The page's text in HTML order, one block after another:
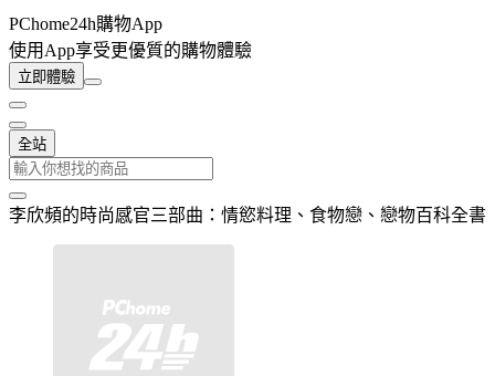
PChome24h購物App
使用App享受更優質的購物體驗
立即體驗
全站
李欣頻的時尚感官三部曲：情慾料理、食物戀、戀物百科全書